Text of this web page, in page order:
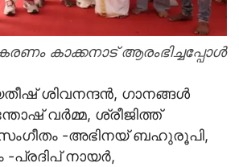
കാക്കനാട് ആരംഭിച്ചപ്പോള്‍
ശിവനന്ദന്‍, ഗാനങ്ങള്‍
വര്‍മ്മ, ശ്രീജിത്ത്
-അഭിനയ് ബഹുരൂപി,
നായര്‍,